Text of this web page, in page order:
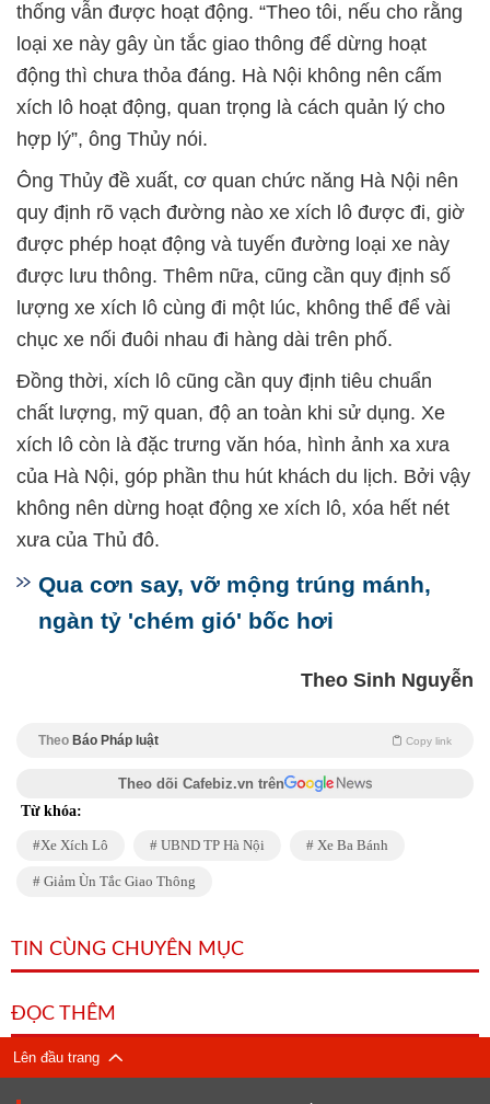
thống vẫn được hoạt động. “Theo tôi, nếu cho rằng
loại xe này gây ùn tắc giao thông để dừng hoạt
động thì chưa thỏa đáng. Hà Nội không nên cấm
xích lô hoạt động, quan trọng là cách quản lý cho
hợp lý”, ông Thủy nói.
Ông Thủy đề xuất, cơ quan chức năng Hà Nội nên
quy định rõ vạch đường nào xe xích lô được đi, giờ
được phép hoạt động và tuyến đường loại xe này
được lưu thông. Thêm nữa, cũng cần quy định số
lượng xe xích lô cùng đi một lúc, không thể để vài
chục xe nối đuôi nhau đi hàng dài trên phố.
Đồng thời, xích lô cũng cần quy định tiêu chuẩn
chất lượng, mỹ quan, độ an toàn khi sử dụng. Xe
xích lô còn là đặc trưng văn hóa, hình ảnh xa xưa
của Hà Nội, góp phần thu hút khách du lịch. Bởi vậy
không nên dừng hoạt động xe xích lô, xóa hết nét
xưa của Thủ đô.
Qua cơn say, vỡ mộng trúng mánh,
ngàn tỷ 'chém gió' bốc hơi
Theo Sinh Nguyễn
Theo Báo Pháp luật Copy link
Theo dõi Cafebiz.vn trên
Từ khóa:
Xe Xích Lô UBND TP Hà Nội Xe Ba Bánh
Giảm Ùn Tắc Giao Thông
TIN CÙNG CHUYÊN MỤC
ĐỌC THÊM
Lên đầu trang